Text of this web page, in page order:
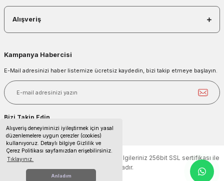
Alışveriş deneyiminizi iyileştirmek için yasal
düzenlemelere uygun çerezler (cookies)
kullanıyoruz. Detaylı bilgiye Gizlilik ve
Çerez Politikası sayfamızdan erişebilirsiniz.
Tıklayınız.
Anladım
Alışveriş
Kampanya Habercisi
E-Mail adresinizi haber listemize ücretsiz kaydedin, bizi takip etmeye başlayın.
Bizi Takip Edin
2025 © Tüm hakları saklıdır. Kredi kartı bilgileriniz 256bit SSL sertifikası ile
korunmaktadır.